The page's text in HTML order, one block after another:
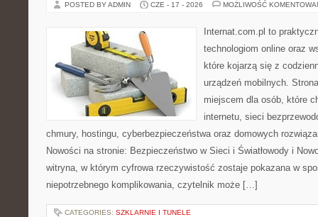
POSTED BY ADMIN CZE - 17 - 2026 MOŻLIWOŚĆ
Internat.com.pl to
technologiom online oraz
które kojarzą się z
urządzeń mobilnych.
miejscem dla osób, które
internetu, sieci
chmury, hostingu, cyberbezpieczeństwa oraz domowych
Nowości na stronie: Bezpieczeństwo w Sieci i Światłowody i
witryna, w którym cyfrowa rzeczywistość zostaje pokazana w
niepotrzebnego komplikowania, czytelnik może […]
CATEGORIES: SZKLARNIE I TUNELE